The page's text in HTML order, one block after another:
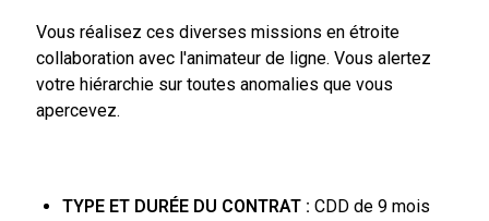
Vous réalisez ces diverses missions en étroite
collaboration avec l'animateur de ligne. Vous alertez
votre hiérarchie sur toutes anomalies que vous
apercevez.
TYPE ET DURÉE DU CONTRAT : CDD de 9 mois